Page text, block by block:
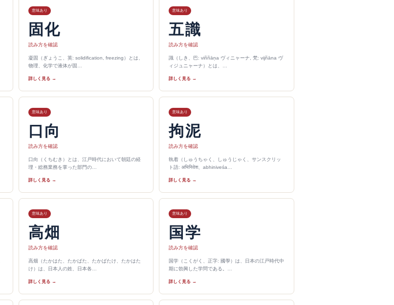
意味あり
固化
読み方を確認
凝固（ぎょうこ、英: solidification, freezing）とは、
物理、化学で液体が固…
詳しく見る →
意味あり
五識
読み方を確認
識（しき、巴: viññāṇa ヴィニャーナ, 梵: vijñāna ヴ
ィジュニャーナ）とは、…
詳しく見る →
意味あり
口向
読み方を確認
口向（くちむき）とは、江戸時代において朝廷の経
理・総務業務を掌った部門の…
詳しく見る →
意味あり
拘泥
読み方を確認
執着（しゅうちゃく、しゅうじゃく、サンスクリッ
ト語: अभिनिवेश、abhiniveśa…
詳しく見る →
意味あり
高畑
読み方を確認
高畑（たかはた、たかばた、たかばたけ、たかはた
け）は、日本人の姓、日本各…
詳しく見る →
意味あり
国学
読み方を確認
国学（こくがく、正字: 國學）は、日本の江戸時代中
期に勃興した学問である。…
詳しく見る →